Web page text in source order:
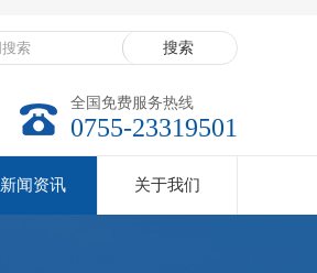
全国免费服务热线
0755-23319501
新闻资讯 关于我们